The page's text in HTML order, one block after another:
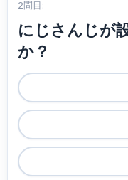
2問目:
にじさんじが
か？